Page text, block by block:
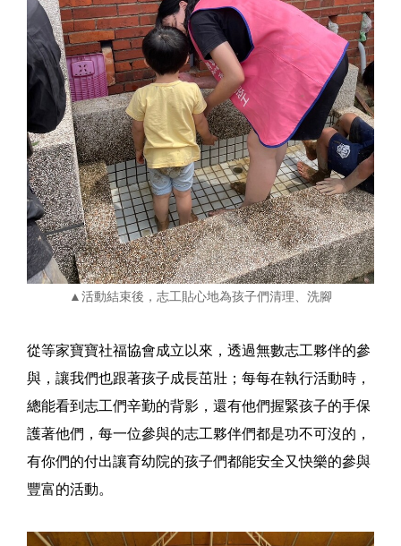
▲活動結束後，志工貼心地為孩子們清理、洗腳
從等家寶寶社福協會成立以來，透過無數志工夥伴的參
與，讓我們也跟著孩子成長茁壯；每每在執行活動時，
總能看到志工們辛勤的背影，還有他們握緊孩子的手保
護著他們，每一位參與的志工夥伴們都是功不可沒的，
有你們的付出讓育幼院的孩子們都能安全又快樂的參與
豐富的活動。